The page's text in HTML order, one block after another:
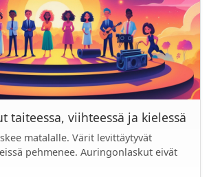
taiteessa, viihteessä ja kielessä
matalalle. Värit levittäytyvät
pehmenee. Auringonlaskut eivät